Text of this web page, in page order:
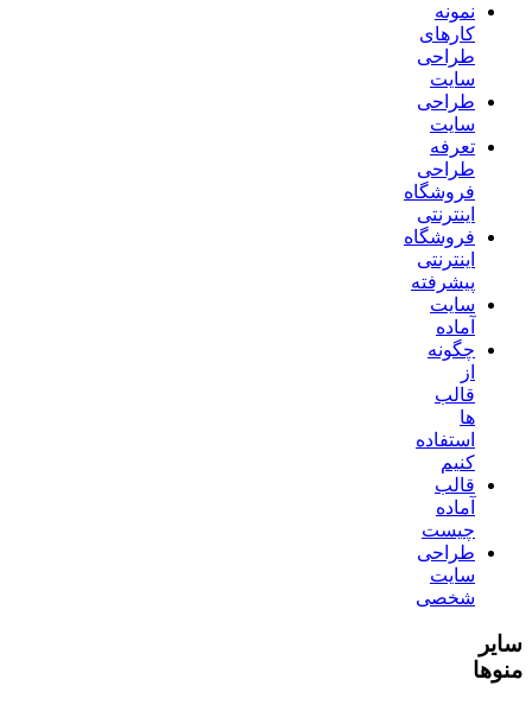
نمونه
کارهای
طراحی
سایت
طراحی
سایت
تعرفه
طراحی
فروشگاه
اینترنتی
فروشگاه
اینترنتی
پیشرفته
سایت
آماده
چگونه
از
قالب
ها
استفاده
کنیم
قالب
آماده
چیست
طراحی
سایت
شخصی
سایر
منوها